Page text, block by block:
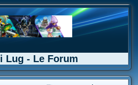
Lug - Le Forum